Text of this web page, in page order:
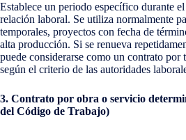
Establece un periodo específico durante
relación laboral. Se utiliza normalmente
temporales, proyectos con fecha de
alta producción. Si se renueva
puede considerarse como un contrato
según el criterio de las autoridades
3. Contrato por obra o servicio
del Código de Trabajo)